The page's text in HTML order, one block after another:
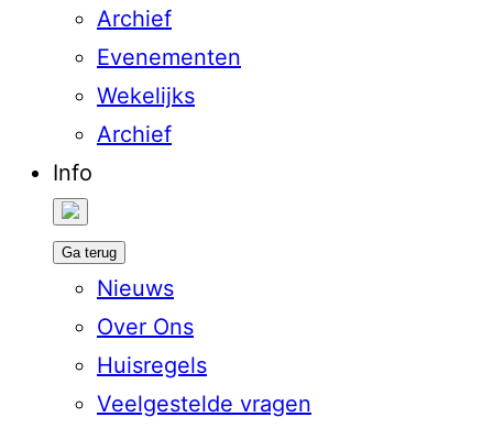
Archief
Evenementen
Wekelijks
Archief
Info
Ga terug
Nieuws
Over Ons
Huisregels
Veelgestelde vragen